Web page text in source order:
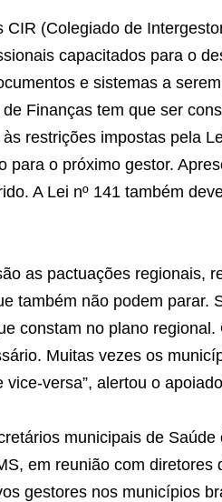
(Colegiado de
capacitados para o
e sistemas a
Finanças tem que ser
restrições impostas pela
para o próximo gestor.
A Lei nº 141 também
as pactuações regionais,
também não podem parar.
constam no plano
Muitas vezes os
versa”, alertou o
municipais de
em reunião com
gestores nos municípios